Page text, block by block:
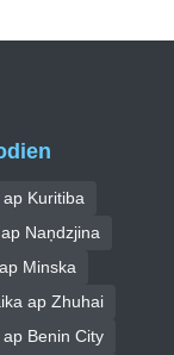
Kuritiba
Naņdzjina
Minska
ap Zhuhai
Benin City